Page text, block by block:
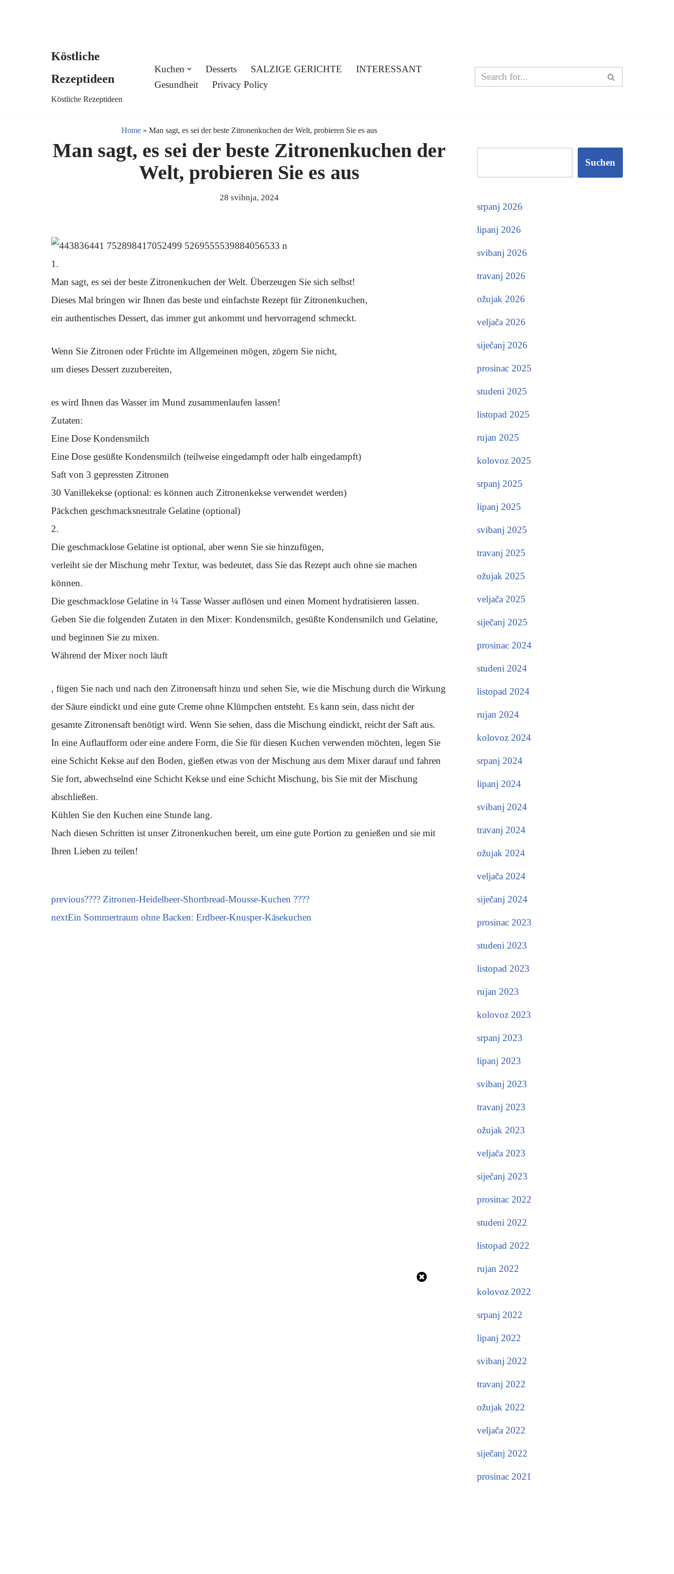
Köstliche
Rezeptideen
Köstliche Rezeptideen
Kuchen Desserts SALZIGE GERICHTE
INTERESSANT
Gesundheit
Privacy Policy
Home» Man sagt, es sei der beste Zitronenkuchen der Welt, probieren Sie es aus
Man sagt, es sei der beste Zitronenkuchen der
Welt, probieren Sie es aus
28 svibnja, 2024
1.
Man sagt, es sei der beste Zitronenkuchen der Welt. Überzeugen Sie sich selbst!
Dieses Mal bringen wir Ihnen das beste und einfachste Rezept für Zitronenkuchen,
ein authentisches Dessert, das immer gut ankommt und hervorragend schmeckt.
Wenn Sie Zitronen oder Früchte im Allgemeinen mögen, zögern Sie nicht,
um dieses Dessert zuzubereiten,
es wird Ihnen das Wasser im Mund zusammenlaufen lassen!
Zutaten:
Eine Dose Kondensmilch
Eine Dose gesüßte Kondensmilch (teilweise eingedampft oder halb eingedampft)
Saft von 3 gepressten Zitronen
30 Vanillekekse (optional: es können auch Zitronenkekse verwendet werden)
Päckchen geschmacksneutrale Gelatine (optional)
2.
Die geschmacklose Gelatine ist optional, aber wenn Sie sie hinzufügen,
verleiht sie der Mischung mehr Textur, was bedeutet, dass Sie das Rezept auch ohne sie machen
können.
Die geschmacklose Gelatine in ¼ Tasse Wasser auflösen und einen Moment hydratisieren lassen.
Geben Sie die folgenden Zutaten in den Mixer: Kondensmilch, gesüßte Kondensmilch und Gelatine,
und beginnen Sie zu mixen.
Während der Mixer noch läuft
, fügen Sie nach und nach den Zitronensaft hinzu und sehen Sie, wie die Mischung durch die Wirkung
der Säure eindickt und eine gute Creme ohne Klümpchen entsteht. Es kann sein, dass nicht der
gesamte Zitronensaft benötigt wird. Wenn Sie sehen, dass die Mischung eindickt, reicht der Saft aus.
In eine Auflaufform oder eine andere Form, die Sie für diesen Kuchen verwenden möchten, legen Sie
eine Schicht Kekse auf den Boden, gießen etwas von der Mischung aus dem Mixer darauf und fahren
Sie fort, abwechselnd eine Schicht Kekse und eine Schicht Mischung, bis Sie mit der Mischung
abschließen.
Kühlen Sie den Kuchen eine Stunde lang.
Nach diesen Schritten ist unser Zitronenkuchen bereit, um eine gute Portion zu genießen und sie mit
Ihren Lieben zu teilen!
previous???? Zitronen-Heidelbeer-Shortbread-Mousse-Kuchen ????
nextEin Sommertraum ohne Backen: Erdbeer-Knusper-Käsekuchen
Suchen
srpanj 2026
lipanj 2026
svibanj 2026
travanj 2026
ožujak 2026
veljača 2026
siječanj 2026
prosinac 2025
studeni 2025
listopad 2025
rujan 2025
kolovoz 2025
srpanj 2025
lipanj 2025
svibanj 2025
travanj 2025
ožujak 2025
veljača 2025
siječanj 2025
prosinac 2024
studeni 2024
listopad 2024
rujan 2024
kolovoz 2024
srpanj 2024
lipanj 2024
svibanj 2024
travanj 2024
ožujak 2024
veljača 2024
siječanj 2024
prosinac 2023
studeni 2023
listopad 2023
rujan 2023
kolovoz 2023
srpanj 2023
lipanj 2023
svibanj 2023
travanj 2023
ožujak 2023
veljača 2023
siječanj 2023
prosinac 2022
studeni 2022
listopad 2022
rujan 2022
kolovoz 2022
srpanj 2022
lipanj 2022
svibanj 2022
travanj 2022
ožujak 2022
veljača 2022
siječanj 2022
prosinac 2021